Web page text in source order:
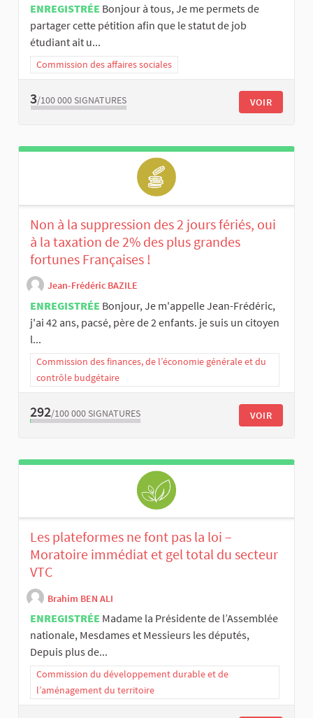
ENREGISTRÉE Bonjour à tous, Je me permets de
partager cette pétition afin que le statut de job
étudiant ait u...
Commission des affaires sociales
3/100 000 SIGNATURES VOIR
Non à la suppression des 2 jours fériés, oui
à la taxation de 2% des plus grandes
fortunes Françaises !
Jean-Frédéric BAZILE
ENREGISTRÉE Bonjour, Je m'appelle Jean-Frédéric,
j'ai 42 ans, pacsé, père de 2 enfants. je suis un citoyen
l...
Commission des finances, de l’économie générale et du
contrôle budgétaire
292/100 000 SIGNATURES VOIR
Les plateformes ne font pas la loi –
Moratoire immédiat et gel total du secteur
VTC
Brahim BEN ALI
ENREGISTRÉE Madame la Présidente de l’Assemblée
nationale, Mesdames et Messieurs les députés,
Depuis plus de...
Commission du développement durable et de
l’aménagement du territoire